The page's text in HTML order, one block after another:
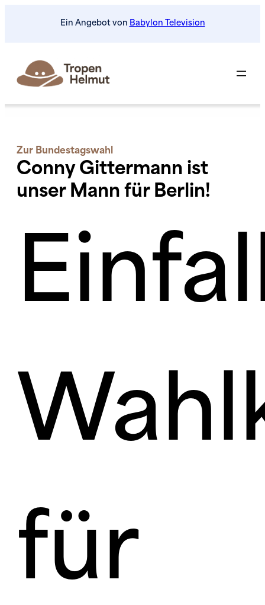
Ein Angebot von Babylon Television
Zur Bundestagswahl
Conny Gittermann ist
unser Mann für Berlin!
für